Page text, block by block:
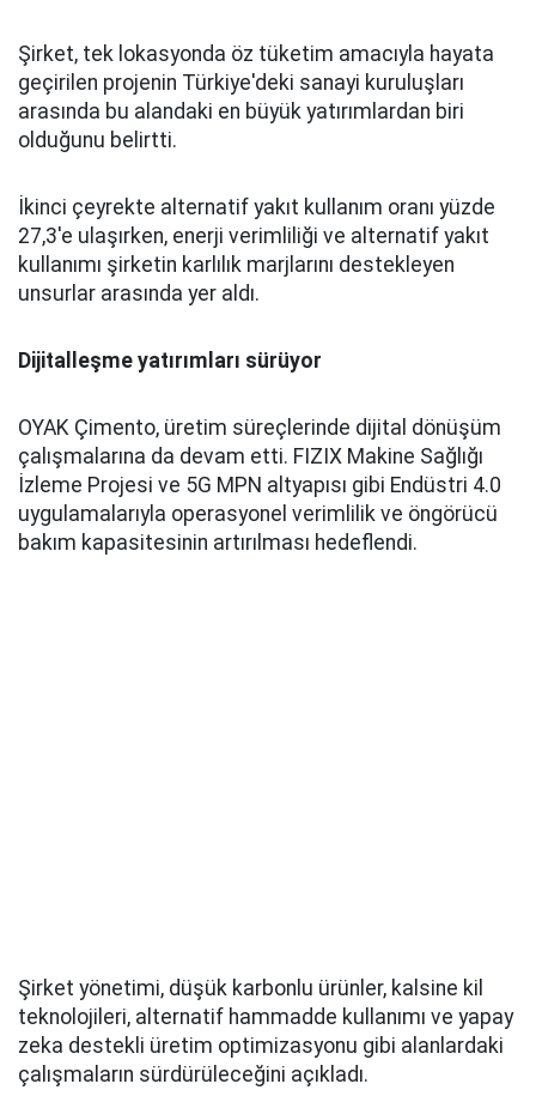
Şirket, tek lokasyonda öz tüketim amacıyla hayata
geçirilen projenin Türkiye'deki sanayi kuruluşları
arasında bu alandaki en büyük yatırımlardan biri
olduğunu belirtti.
İkinci çeyrekte alternatif yakıt kullanım oranı yüzde
27,3'e ulaşırken, enerji verimliliği ve alternatif yakıt
kullanımı şirketin karlılık marjlarını destekleyen
unsurlar arasında yer aldı.
Dijitalleşme yatırımları sürüyor
OYAK Çimento, üretim süreçlerinde dijital dönüşüm
çalışmalarına da devam etti. FIZIX Makine Sağlığı
İzleme Projesi ve 5G MPN altyapısı gibi Endüstri 4.0
uygulamalarıyla operasyonel verimlilik ve öngörücü
bakım kapasitesinin artırılması hedeflendi.
Şirket yönetimi, düşük karbonlu ürünler, kalsine kil
teknolojileri, alternatif hammadde kullanımı ve yapay
zeka destekli üretim optimizasyonu gibi alanlardaki
çalışmaların sürdürüleceğini açıkladı.